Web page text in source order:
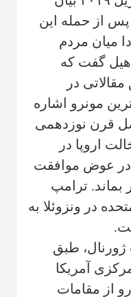
از حمله این
میان مردم
گفت که
در
مونرو اشاره
قرن نوزدهمی
اروپا در
در عوض موافقت
بماند. ترامپ
در ونزوئلا به
ژورنال، طبق
آمریکا
از مقامات